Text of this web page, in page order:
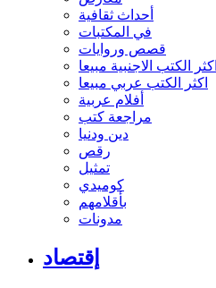
أحداث ثقافية
في المكتبات
قصص وروايات
اكثر الكتب الاجنبية مبيعا
اكثر الكتب عربي مبيعا
أفلام عربية
مراجعة كتب
دين ودنيا
رقص
تمثيل
كوميدي
بأقلامهم
مدونات
إقتصاد